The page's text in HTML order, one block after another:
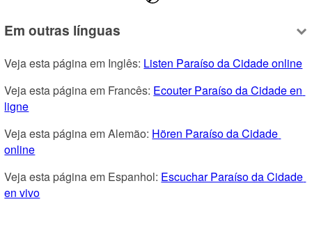
Em outras línguas
Veja esta página em Inglês: Listen Paraíso da Cidade online
Veja esta página em Francês: Ecouter Paraíso da Cidade en
ligne
Veja esta página em Alemão: Hören Paraíso da Cidade
online
Veja esta página em Espanhol: Escuchar Paraíso da Cidade
en vivo